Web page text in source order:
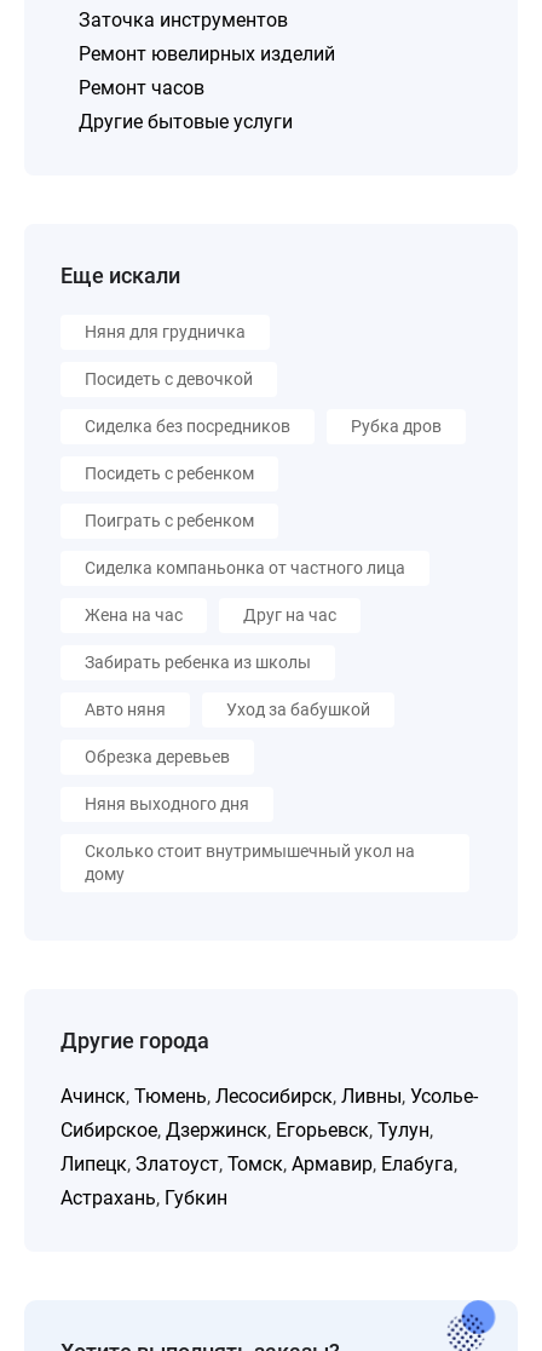
Заточка инструментов
Ремонт ювелирных изделий
Ремонт часов
Другие бытовые услуги
Еще искали
Няня для грудничка
Посидеть с девочкой
Сиделка без посредников Рубка дров
Посидеть с ребенком
Поиграть с ребенком
Сиделка компаньонка от частного лица
Жена на час Друг на час
Забирать ребенка из школы
Авто няня Уход за бабушкой
Обрезка деревьев
Няня выходного дня
Сколько стоит внутримышечный укол на
дому
Другие города
Ачинск, Тюмень, Лесосибирск, Ливны, Усолье-
Сибирское, Дзержинск, Егорьевск, Тулун,
Липецк, Златоуст, Томск, Армавир, Елабуга,
Астрахань, Губкин